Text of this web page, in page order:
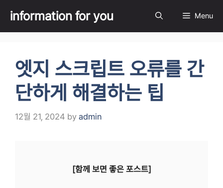
content
information for you Menu
엣지 스크립트 오류를 간
단하게 해결하는 팁
12월 21, 2024 by admin
[함께 보면 좋은 포스트]